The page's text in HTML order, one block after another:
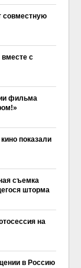
совместную
с
фильма
показали
съемка
шторма
на
в Россию